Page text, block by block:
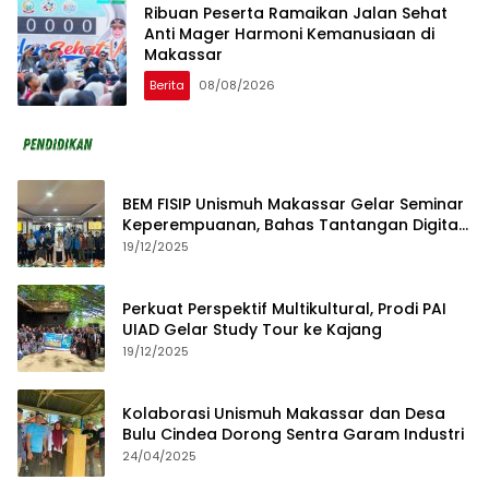
Ribuan Peserta Ramaikan Jalan Sehat
Anti Mager Harmoni Kemanusiaan di
Makassar
Berita 08/08/2026
BEM FISIP Unismuh Makassar Gelar Seminar
Keperempuanan, Bahas Tantangan Digital
dan Budaya Lokal
19/12/2025
Perkuat Perspektif Multikultural, Prodi PAI
UIAD Gelar Study Tour ke Kajang
19/12/2025
Kolaborasi Unismuh Makassar dan Desa
Bulu Cindea Dorong Sentra Garam Industri
24/04/2025